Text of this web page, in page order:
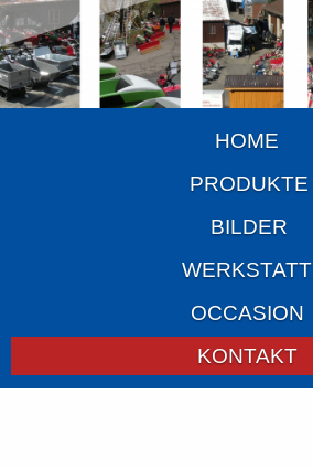
HOME
PRODUKTE
BILDER
WERKSTATT
OCCASION
KONTAKT